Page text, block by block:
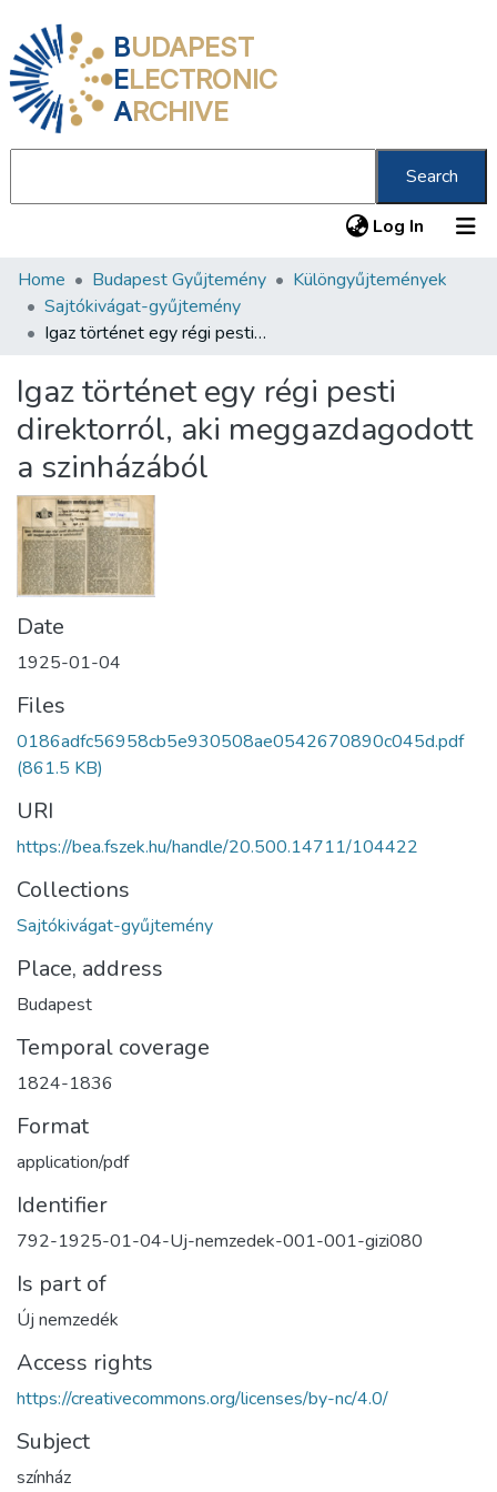
BUDAPEST
ELECTRONIC
ARCHIVE
Search
Log In (current)
Communities & Collections
All of DSpace
About us
Home Budapest Gyűjtemény
Különgyűjtemények
Sajtókivágat-gyűjtemény
Igaz történet egy régi pesti direktorról, aki meggazdagodott a szinházából
Igaz történet egy régi pesti
direktorról, aki meggazdagodott
a szinházából
Date
1925-01-04
Files
0186adfc56958cb5e930508ae0542670890c045d.pdf
(861.5 KB)
URI
https://bea.fszek.hu/handle/20.500.14711/104422
Collections
Sajtókivágat-gyűjtemény
Place, address
Budapest
Temporal coverage
1824-1836
Format
application/pdf
Identifier
792-1925-01-04-Uj-nemzedek-001-001-gizi080
Is part of
Új nemzedék
Access rights
https://creativecommons.org/licenses/by-nc/4.0/
Subject
színház